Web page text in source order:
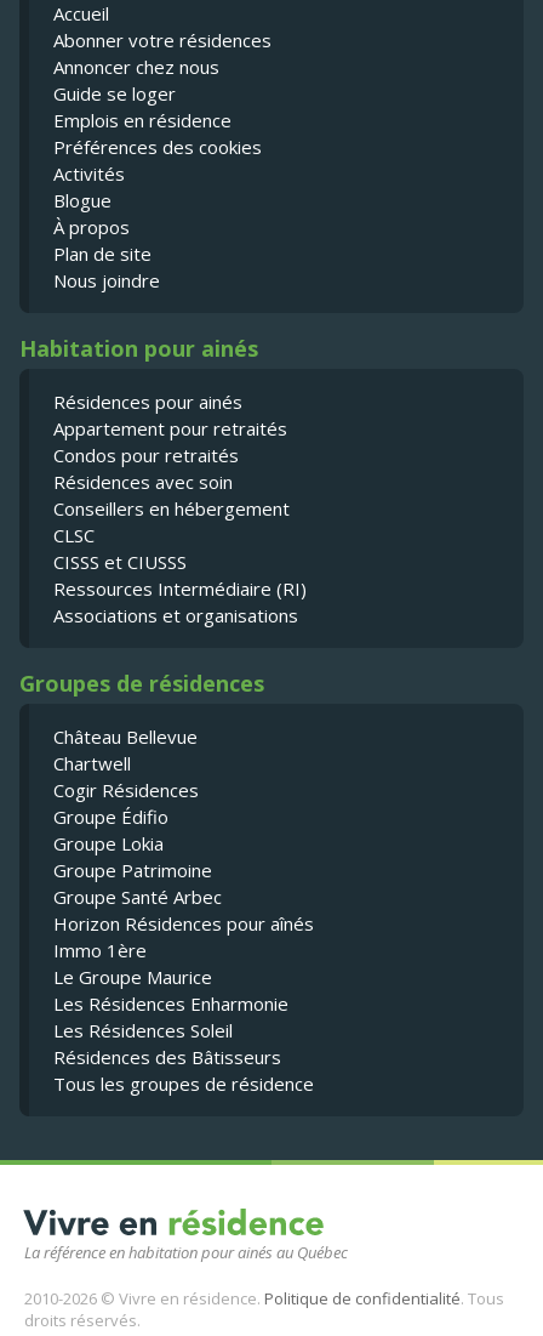
La référence en habitation pour ainés au Québec
2010-2026 © Vivre en résidence. Politique de confidentialité. Tous
droits réservés.
Accueil
Abonner votre résidences
Annoncer chez nous
Guide se loger
Emplois en résidence
Préférences des cookies
Activités
Blogue
À propos
Plan de site
Nous joindre
Habitation pour ainés
Résidences pour ainés
Appartement pour retraités
Condos pour retraités
Résidences avec soin
Conseillers en hébergement
CLSC
CISSS et CIUSSS
Ressources Intermédiaire (RI)
Associations et organisations
Groupes de résidences
Château Bellevue
Chartwell
Cogir Résidences
Groupe Édifio
Groupe Lokia
Groupe Patrimoine
Groupe Santé Arbec
Horizon Résidences pour aînés
Immo 1ère
Le Groupe Maurice
Les Résidences Enharmonie
Les Résidences Soleil
Résidences des Bâtisseurs
Tous les groupes de résidence